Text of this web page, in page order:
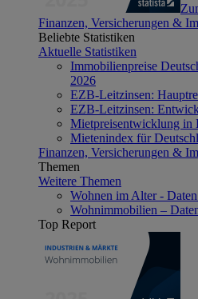
Finanzen, Versicherungen &
Beliebte Statistiken
Aktuelle Statistiken
Immobilienpreise
2026
EZB-Leitzinsen:
EZB-Leitzinsen:
Mietpreisentwicklung in
Mietenindex für
Finanzen, Versicherungen &
Themen
Weitere Themen
Wohnen im Alter -
Wohnimmobilien –
Top Report